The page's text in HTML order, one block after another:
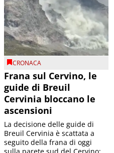
CRONACA
Frana sul Cervino, le
guide di Breuil
Cervinia bloccano le
ascensioni
La decisione delle guide di
Breuil Cervinia è scattata a
seguito della frana di oggi